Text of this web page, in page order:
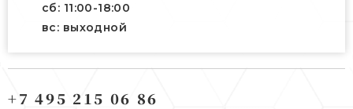
сб: 11:00-18:00
вс: выходной
Берсеневский переулок, 3/10с7
+7 495 215 06 86